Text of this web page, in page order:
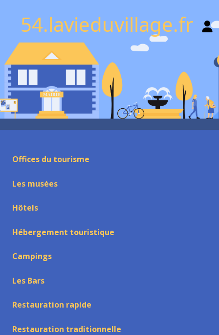
54.lavieduvillage.fr
Offices du tourisme
Les musées
Hôtels
Hébergement touristique
Campings
Les Bars
Restauration rapide
Restauration traditionnelle